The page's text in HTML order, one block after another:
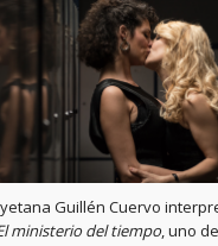
Guillén Cuervo
ministerio del tiempo, uno